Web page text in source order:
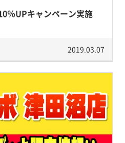
％UPキャンペーン実施
2019.03.07